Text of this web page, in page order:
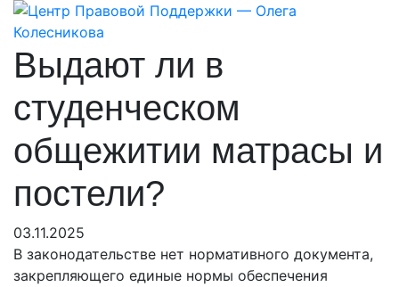
Выдают ли в
студенческом
общежитии матрасы и
постели?
03.11.2025
В законодательстве нет нормативного документа,
закрепляющего единые нормы обеспечения